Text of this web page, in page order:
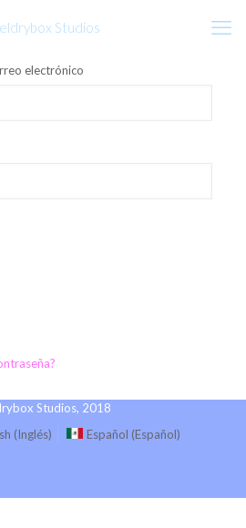
Studios
electrónico
Studios, 2018
(Inglés) Español (Español)